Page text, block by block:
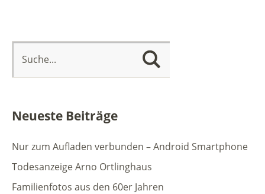
Neueste Beiträge
Nur zum Aufladen verbunden – Android Smartphone
Todesanzeige Arno Ortlinghaus
Familienfotos aus den 60er Jahren